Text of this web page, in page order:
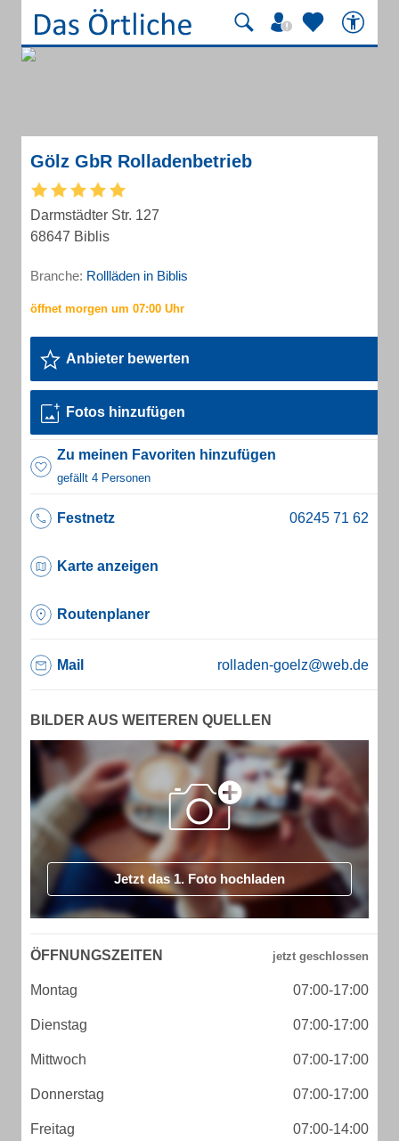
Gölz GbR Rolladenbetrieb
Darmstädter Str. 127
68647 Biblis
Branche: Rollläden in Biblis
Anbieter bewerten
Fotos hinzufügen
Zu meinen Favoriten hinzufügen
gefällt 4 Personen
Festnetz
Karte anzeigen
Routenplaner
Mail rolladen-goelz@web.de
BILDER AUS WEITEREN QUELLEN
Jetzt das 1. Foto hochladen
ÖFFNUNGSZEITEN
Montag 07:00-17:00
Dienstag 07:00-17:00
Mittwoch 07:00-17:00
Donnerstag 07:00-17:00
Freitag 07:00-14:00